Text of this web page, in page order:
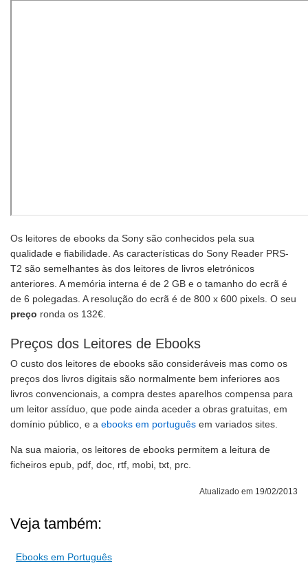
Os leitores de ebooks da Sony são conhecidos pela sua
qualidade e fiabilidade. As características do Sony Reader PRS-
T2 são semelhantes às dos leitores de livros eletrónicos
anteriores. A memória interna é de 2 GB e o tamanho do ecrã é
de 6 polegadas. A resolução do ecrã é de 800 x 600 pixels. O seu
preço ronda os 132€.
Preços dos Leitores de Ebooks
O custo dos leitores de ebooks são consideráveis mas como os
preços dos livros digitais são normalmente bem inferiores aos
livros convencionais, a compra destes aparelhos compensa para
um leitor assíduo, que pode ainda aceder a obras gratuitas, em
domínio público, e a ebooks em português em variados sites.
Na sua maioria, os leitores de ebooks permitem a leitura de
ficheiros epub, pdf, doc, rtf, mobi, txt, prc.
Atualizado em 19/02/2013
Veja também:
Ebooks em Português